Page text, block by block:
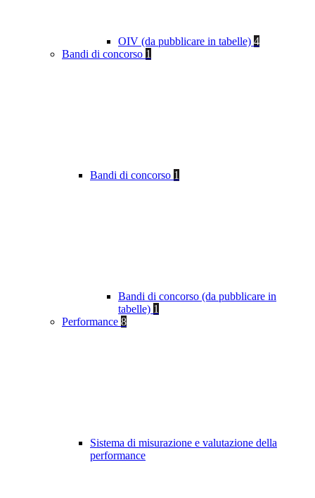
OIV (da pubblicare in tabelle) 4
Bandi di concorso 1
Bandi di concorso 1
Bandi di concorso (da pubblicare in
tabelle) 1
Performance 8
Sistema di misurazione e valutazione della
performance